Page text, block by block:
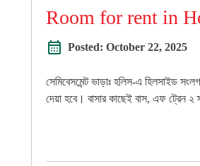
Room for rent in
Posted: October 22, 2025
সেমিবেসমেন্ট ভাড়াঃ হলিস-এ হিলসাইড
দেয়া হবে। বাসার কাছেই বাস, এফ